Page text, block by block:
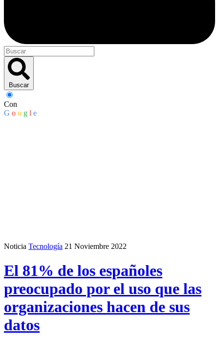
Buscar
Con
G o o g l e
Noticia Tecnología 21 Noviembre 2022
El 81% de los españoles
preocupado por el uso que las
organizaciones hacen de sus
datos